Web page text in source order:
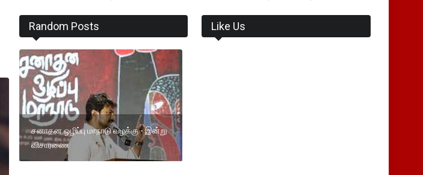
Random Posts
சனாதன ஒழிப்பு மாநாடு வழக்கு - இன்று
விசாரணை
Like Us